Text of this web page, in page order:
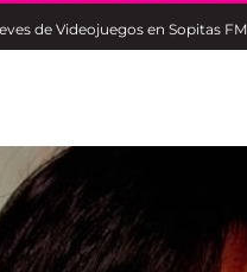
de Videojuegos en Sopitas FM